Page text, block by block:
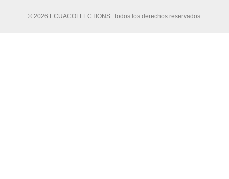
© 2026 ECUACOLLECTIONS. Todos los derechos reservados.